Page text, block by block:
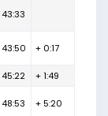
43:33
43:50 + 0:17
45:22 + 1:49
48:53 + 5:20